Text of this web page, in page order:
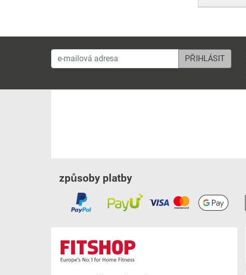
e-mailová adresa
způsoby platby